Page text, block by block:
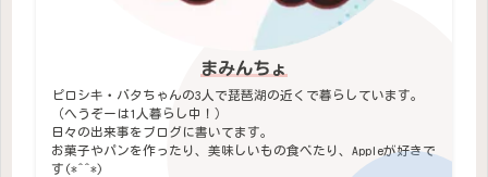
まみんちょ
ピロシキ・バタちゃんの3人で琵琶湖の近くで暮らしています。
（へうぞーは1人暮らし中！）
日々の出来事をブログに書いてます。
お菓子やパンを作ったり、美味しいもの食べたり、Appleが好きで
す(*^^*)